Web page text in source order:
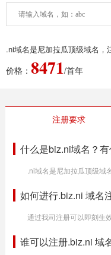
.ni域名是尼加拉瓜顶级域名，
价格： 8471/首年
注册要求
什么是biz.ni域名？有
.ni域名是尼加拉瓜顶级域
如何进行.biz.ni 域名
通过我司注册可以即刻生效
谁可以注册.biz.ni 域